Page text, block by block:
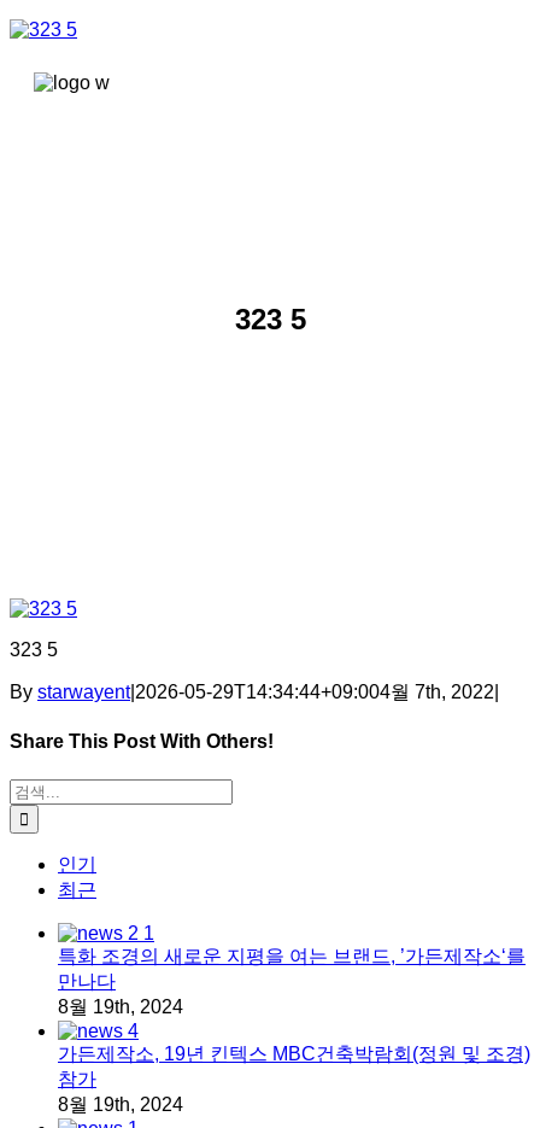
콘텐츠로
323 5
323 5
By starwayent| 2026-05-29T14:34:44+09:004월 7th, 2022
Share This Post With Others!
Facebook
X
Tumblr
Pinterest
이메일
검색:
인기
최근
특화 조경의 새로운 지평을 여는 브랜드, ’가든제작소‘를
만나다
8월 19th, 2024
가든제작소, 19년 킨텍스 MBC건축박람회(정원 및 조경)
참가
8월 19th, 2024